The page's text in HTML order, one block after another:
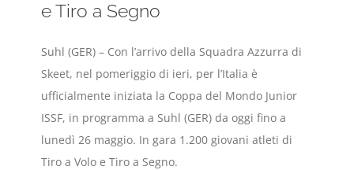
e Tiro a Segno
Suhl (GER) – Con l’arrivo della Squadra Azzurra di
Skeet, nel pomeriggio di ieri, per l’Italia è
ufficialmente iniziata la Coppa del Mondo Junior
ISSF, in programma a Suhl (GER) da oggi fino a
lunedì 26 maggio. In gara 1.200 giovani atleti di
Tiro a Volo e Tiro a Segno.